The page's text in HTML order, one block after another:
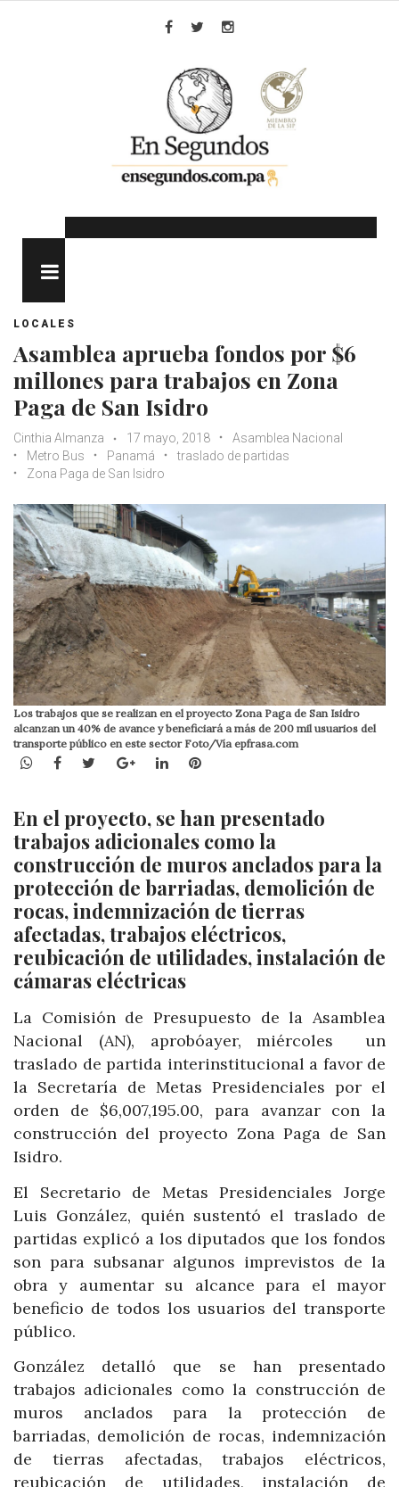
LOCALES
Asamblea aprueba fondos por $6
millones para trabajos en Zona
Paga de San Isidro
Cinthia Almanza 17 mayo, 2018
Asamblea Nacional
Metro Bus
Panamá
traslado de partidas
Zona Paga de San Isidro
Los trabajos que se realizan en el proyecto Zona Paga de San Isidro
alcanzan un 40% de avance y beneficiará a más de 200 mil usuarios del
transporte público en este sector Foto/Vía epfrasa.com
WhatsApp
Facebook
TwitterGoogle+LinkedInPinterest
En el proyecto, se han presentado
trabajos adicionales como la
construcción de muros anclados para la
protección de barriadas, demolición de
rocas, indemnización de tierras
afectadas, trabajos eléctricos,
reubicación de utilidades, instalación de
cámaras eléctricas
La Comisión de Presupuesto de la Asamblea
Nacional (AN), aprobóayer, miércoles un
traslado de partida interinstitucional a favor de
la Secretaría de Metas Presidenciales por el
orden de $6,007,195.00, para avanzar con la
construcción del proyecto Zona Paga de San
Isidro.
El Secretario de Metas Presidenciales Jorge
Luis González, quién sustentó el traslado de
partidas explicó a los diputados que los fondos
son para subsanar algunos imprevistos de la
obra y aumentar su alcance para el mayor
beneficio de todos los usuarios del transporte
público.
González detalló que se han presentado
trabajos adicionales como la construcción de
muros anclados para la protección de
barriadas, demolición de rocas, indemnización
de tierras afectadas, trabajos eléctricos,
reubicación de utilidades, instalación de